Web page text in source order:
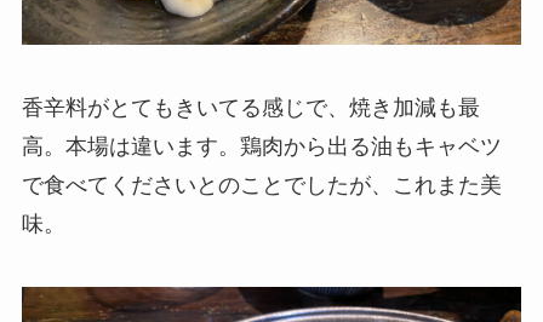
香辛料がとてもきいてる感じで、焼き加減も最
高。本場は違います。鶏肉から出る油もキャベツ
で食べてくださいとのことでしたが、これまた美
味。